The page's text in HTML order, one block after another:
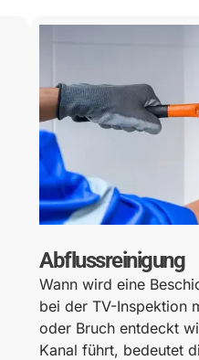
Abflussreinigung
Wann wird eine
bei der TV-Inspektion
oder Bruch entdeckt
Kanal führt, bedeutet